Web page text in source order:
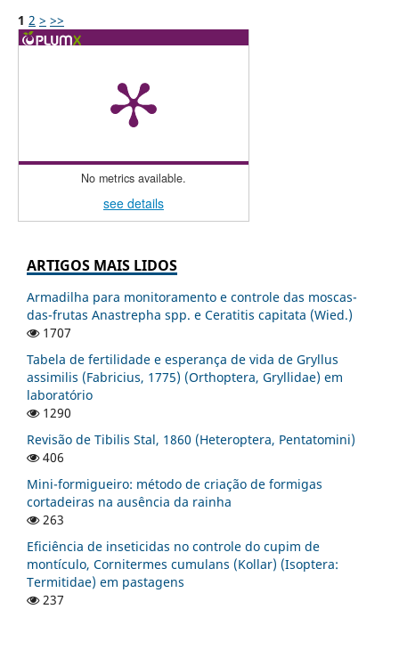
1 2 > >>
No metrics available.
see details
ARTIGOS MAIS LIDOS
Armadilha para monitoramento e controle das moscas-
das-frutas Anastrepha spp. e Ceratitis capitata (Wied.)
1707
Tabela de fertilidade e esperança de vida de Gryllus
assimilis (Fabricius, 1775) (Orthoptera, Gryllidae) em
laboratório
1290
Revisão de Tibilis Stal, 1860 (Heteroptera, Pentatomini)
406
Mini-formigueiro: método de criação de formigas
cortadeiras na ausência da rainha
263
Eficiência de inseticidas no controle do cupim de
montículo, Cornitermes cumulans (Kollar) (Isoptera:
Termitidae) em pastagens
237